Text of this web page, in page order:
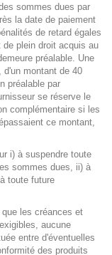
sommes dues par
la date de paiement
de retard égales
plein droit acquis au
préalable. Une
d'un montant de 40
préalable par
se réserve le
complémentaire si les
ce montant,
i) à suspendre toute
sommes dues, ii) à
toute future
les créances et
aucune
entre d'éventuelles
des produits